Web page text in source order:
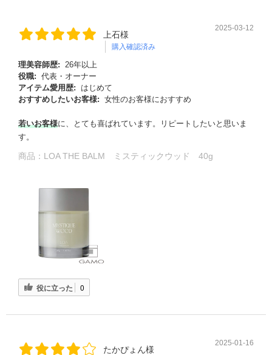
上石様
購入確認済み
2025-03-12
理美容師歴:
26年以上
役職: 代表・オーナー
アイテム愛用歴:
はじめて
おすすめしたいお客様: 女性のお客様におすすめ
若いお客様に、とても喜ばれています。リピートしたいと思いま
す。
商品： LOA THE BALM ミスティックウッド 40g
役に立った 0
たかぴょん様
2025-01-16